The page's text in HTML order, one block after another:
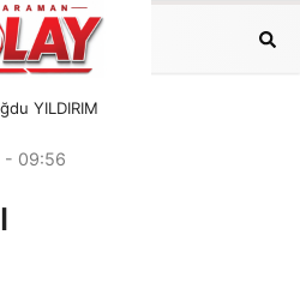
YILDIRIM
- 09:56